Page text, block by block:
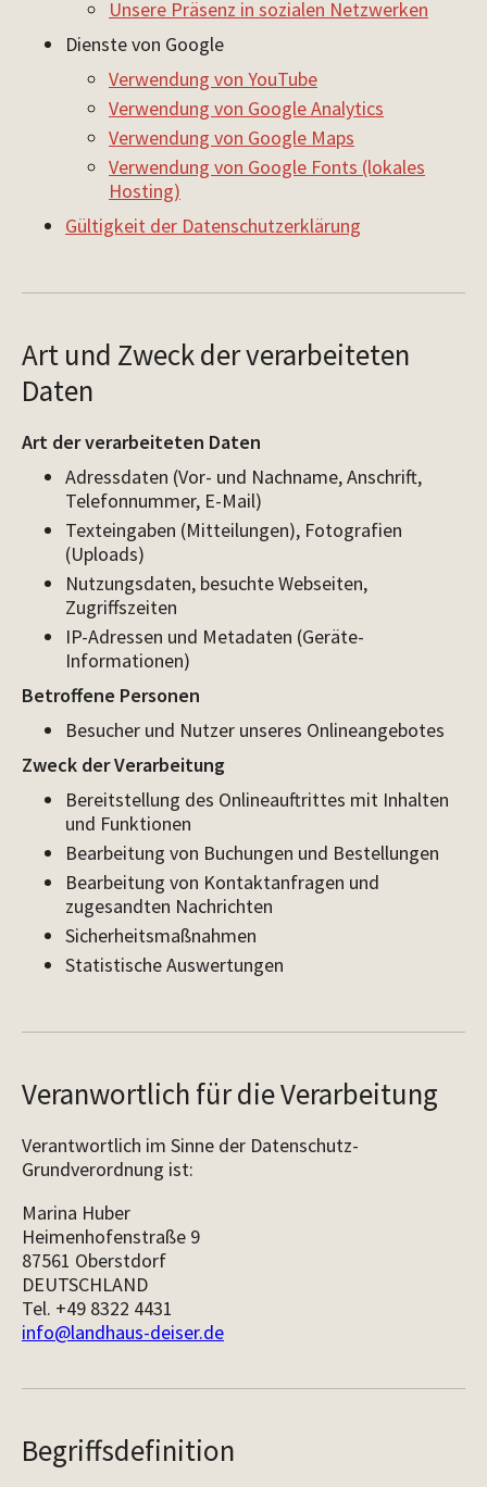
Unsere Präsenz in sozialen Netzwerken
Dienste von Google
Verwendung von YouTube
Verwendung von Google Analytics
Verwendung von Google Maps
Verwendung von Google Fonts (lokales
Hosting)
Gültigkeit der Datenschutzerklärung
Art und Zweck der verarbeiteten
Daten
Art der verarbeiteten Daten
Adressdaten (Vor- und Nachname, Anschrift,
Telefonnummer, E-Mail)
Texteingaben (Mitteilungen), Fotografien
(Uploads)
Nutzungsdaten, besuchte Webseiten,
Zugriffszeiten
IP-Adressen und Metadaten (Geräte-
Informationen)
Betroffene Personen
Besucher und Nutzer unseres Onlineangebotes
Zweck der Verarbeitung
Bereitstellung des Onlineauftrittes mit Inhalten
und Funktionen
Bearbeitung von Buchungen und Bestellungen
Bearbeitung von Kontaktanfragen und
zugesandten Nachrichten
Sicherheitsmaßnahmen
Statistische Auswertungen
Veranwortlich für die Verarbeitung
Verantwortlich im Sinne der Datenschutz-
Grundverordnung ist:
Marina Huber
Heimenhofenstraße 9
87561 Oberstdorf
DEUTSCHLAND
Tel. +49 8322 4431
info@landhaus-deiser.de
Begriffsdefinition